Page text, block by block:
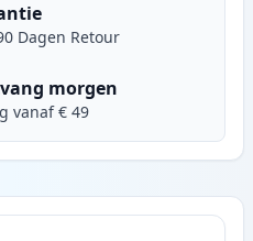
Dagen Retour
morgen
vanaf € 49